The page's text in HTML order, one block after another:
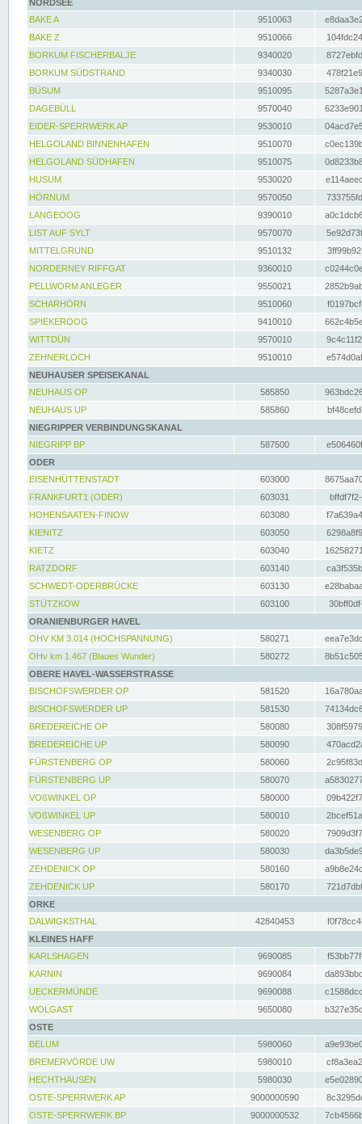
NORDSEE
BAKE A
9510063
BAKE Z
9510066
BORKUM FISCHERBALJE
9340020
BORKUM SÜDSTRAND
9340030
BÜSUM
9510095
DAGEBÜLL
9570040
EIDER-SPERRWERK AP
9530010
HELGOLAND BINNENHAFEN
9510070
HELGOLAND SÜDHAFEN
9510075
HUSUM
9530020
HÖRNUM
9570050
LANGEOOG
9390010
LIST AUF SYLT
9570070
MITTELGRUND
9510132
NORDERNEY RIFFGAT
9360010
PELLWORM ANLEGER
9550021
SCHARHÖRN
9510060
SPIEKEROOG
9410010
WITTDÜN
9570010
ZEHNERLOCH
9510010
NEUHAUSER SPEISEKANAL
NEUHAUS OP
585850
NEUHAUS UP
585860
NIEGRIPPER VERBINDUNGSKANAL
NIEGRIPP BP
587500
ODER
EISENHÜTTENSTADT
603000
FRANKFURT1 (ODER)
603031
HOHENSAATEN-FINOW
603080
KIENITZ
603050
KIETZ
603040
RATZDORF
603140
SCHWEDT-ODERBRÜCKE
603130
STÜTZKOW
603100
ORANIENBURGER HAVEL
OHV KM 3.014 (HOCHSPANNUNG)
580271
OHv km 1.467 (Blaues Wunder)
580272
OBERE HAVEL-WASSERSTRASSE
BISCHOFSWERDER OP
581520
BISCHOFSWERDER UP
581530
BREDEREICHE OP
580080
BREDEREICHE UP
580090
FÜRSTENBERG OP
580060
FÜRSTENBERG UP
580070
VOßWINKEL OP
580000
VOßWINKEL UP
580010
WESENBERG OP
580020
WESENBERG UP
580030
ZEHDENICK OP
580160
ZEHDENICK UP
580170
ORKE
DALWIGKSTHAL
42840453
KLEINES HAFF
KARLSHAGEN
9690085
KARNIN
9690084
UECKERMÜNDE
9690088
WOLGAST
9650080
OSTE
BELUM
5980060
BREMERVÖRDE UW
5980010
HECHTHAUSEN
5980030
OSTE-SPERRWERK AP
9000000590
OSTE-SPERRWERK BP
9000000532